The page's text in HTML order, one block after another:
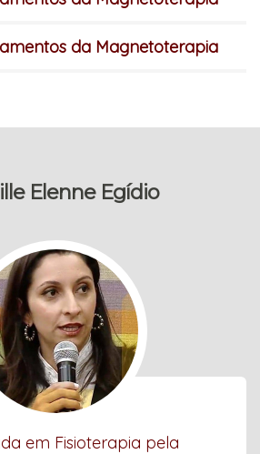
da Magnetoterapia
Elenne Egídio
em Fisioterapia pela